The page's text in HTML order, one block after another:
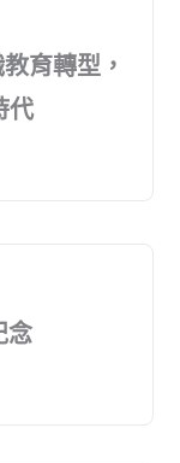
育轉型，
代
念